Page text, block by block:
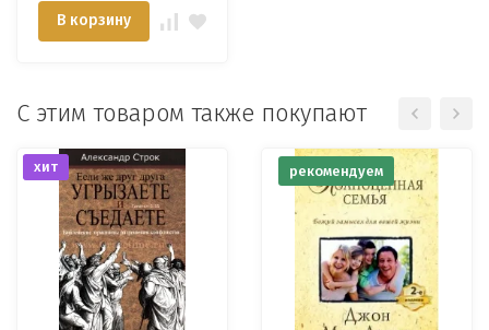
В корзину
С этим товаром также покупают
хит рекомендуем